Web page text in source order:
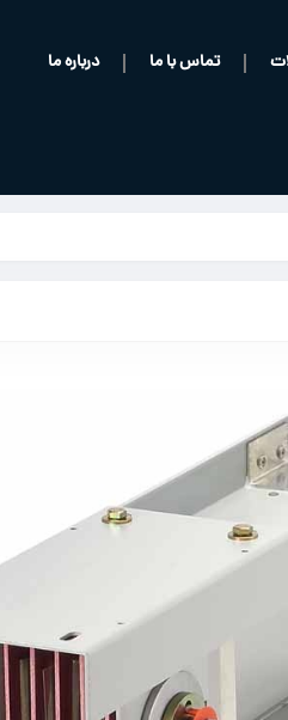
تماس با ما درباره ما